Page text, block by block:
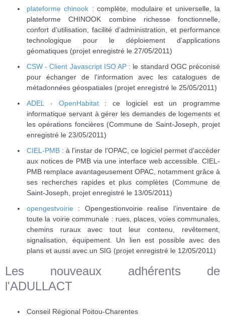
plateforme chinook : complète, modulaire et universelle, la
plateforme CHINOOK combine richesse fonctionnelle,
confort d’utilisation, facilité d’administration, et performance
technologique pour le déploiement d'applications
géomatiques (projet enregistré le 27/05/2011)
CSW - Client Javascript ISO AP : le standard OGC préconisé
pour échanger de l'information avec les catalogues de
métadonnées géospatiales (projet enregistré le 25/05/2011)
ADEL - OpenHabitat: ce logiciel est un programme
informatique servant à gérer les demandes de logements et
les opérations foncières (Commune de Saint-Joseph, projet
enregistré le 23/05/2011)
CIEL-PMB : à l'instar de l'OPAC, ce logiciel permet d'accéder
aux notices de PMB via une interface web accessible. CIEL-
PMB remplace avantageusement OPAC, notamment grâce à
ses recherches rapides et plus complètes (Commune de
Saint-Joseph, projet enregistré le 13/05/2011)
opengestvoirie : Opengestionvoirie realise l’inventaire de
toute la voirie communale : rues, places, voies communales,
chemins ruraux avec tout leur contenu, revêtement,
signalisation, équipement. Un lien est possible avec des
plans et aussi avec un SIG (projet enregistré le 12/05/2011)
Les nouveaux adhérents de
l'ADULLACT
Conseil Régional Poitou-Charentes